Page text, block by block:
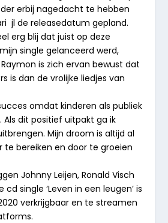
erbij nagedacht te hebben
jl de releasedatum gepland.
erg blij dat juist op deze
single gelanceerd werd,
is zich ervan bewust dat
is dan de vrolijke liedjes van
omdat kinderen als publiek
Als dit positief uitpakt ga ik
Mijn droom is altijd al
bereiken en door te groeien
Johnny Leijen, Ronald Visch
cd single ‘Leven in een leugen’ is
verkrijgbaar en te streamen